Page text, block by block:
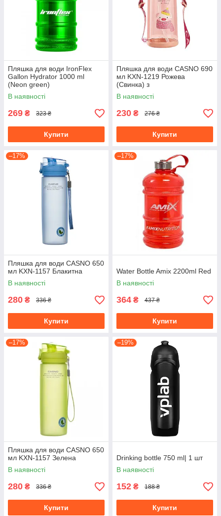
Пляшка для води IronFlex
Gallon Hydrator 1000 ml
(Neon green)
В наявності
269 ₴ 323 ₴
Купити
Пляшка для води CASNO 690
мл KXN-1219 Рожева
(Свинка) з
соломинкоюTRITAN
В наявності
230 ₴ 276 ₴
Купити
–17%
Пляшка для води CASNO 650
мл KXN-1157 Блакитна
В наявності
280 ₴ 336 ₴
Купити
–17%
Water Bottle Amix 2200ml Red
В наявності
364 ₴ 437 ₴
Купити
–17%
Пляшка для води CASNO 650
мл KXN-1157 Зелена
В наявності
280 ₴ 336 ₴
Купити
–19%
Drinking bottle 750 ml| 1 шт
В наявності
152 ₴ 188 ₴
Купити